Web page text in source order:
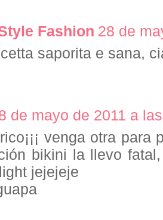
Fashion 28 de
saporita e sana,
de mayo de 2011 a
venga otra para
bikini la llevo
jejejeje